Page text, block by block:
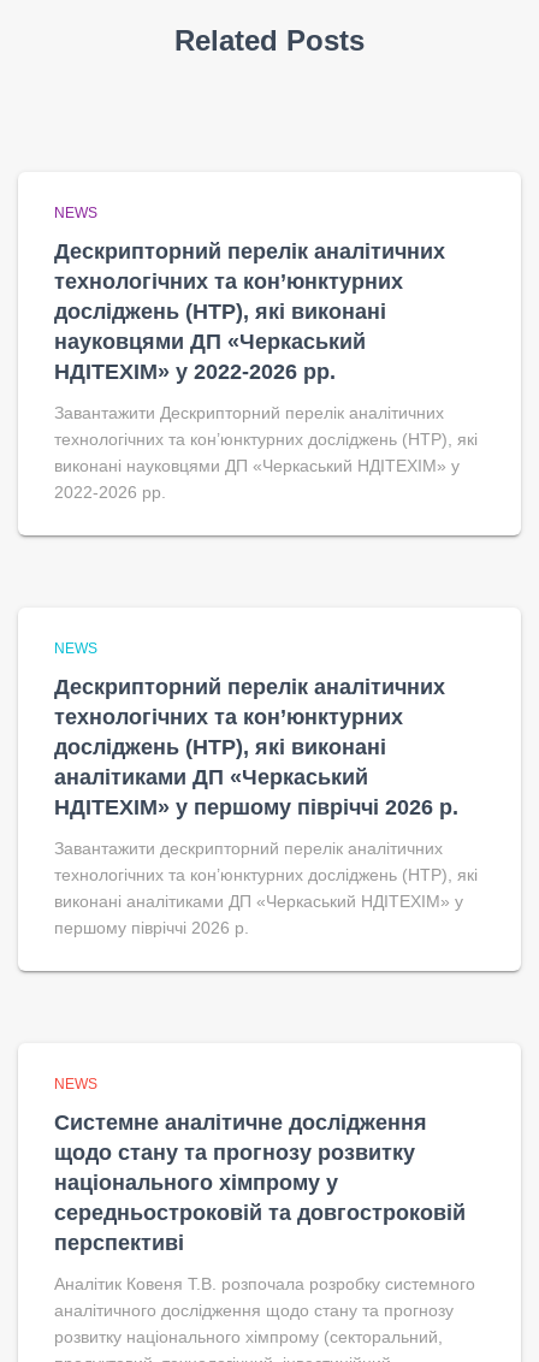
Related Posts
NEWS
Дескрипторний перелік аналітичних
технологічних та кон’юнктурних
досліджень (НТР), які виконані
науковцями ДП «Черкаський
НДІТЕХІМ» у 2022-2026 рр.
Завантажити Дескрипторний перелік аналітичних
технологічних та кон’юнктурних досліджень (НТР), які
виконані науковцями ДП «Черкаський НДІТЕХІМ» у
2022-2026 рр.
NEWS
Дескрипторний перелік аналітичних
технологічних та кон’юнктурних
досліджень (НТР), які виконані
аналітиками ДП «Черкаський
НДІТЕХІМ» у першому півріччі 2026 р.
Завантажити дескрипторний перелік аналітичних
технологічних та кон’юнктурних досліджень (НТР), які
виконані аналітиками ДП «Черкаський НДІТЕХІМ» у
першому півріччі 2026 р.
NEWS
Системне аналітичне дослідження
щодо стану та прогнозу розвитку
національного хімпрому у
середньостроковій та довгостроковій
перспективі
Аналітик Ковеня Т.В. розпочала розробку системного
аналітичного дослідження щодо стану та прогнозу
розвитку національного хімпрому (секторальний,